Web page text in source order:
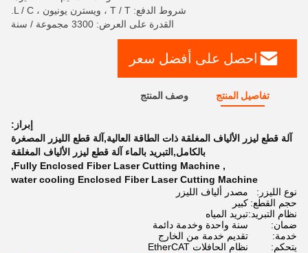
شروط الدفع: T / T ، ويسترن يونيون ، L / C.
القدرة على العرض: 3300 مجموعة / سنة
احصل على أفضل سعر
تفاصيل المنتج وصف المنتج
إبراز:
آلة قطع ليزر الألياف المغلقة ذات الطاقة العالية,آلة قطع الليزر المصغرة
بالكامل,التبريد بالماء آلة قطع ليزر الألياف المغلقة
,
Fully Enclosed Fiber Laser Cutting Machine
,
water cooling Enclosed Fiber Laser Cutting Machine
نوع الليزر:
مصدر ألياف الليزر
حجم القطع: كبير
نظام التبريد:تبريد المياه
ضمان:
سنة واحدة وخدمة دائمة
خدمة:
تقديم خدمة من الخارج
يتحكم:
نظام الحافلات EtherCAT